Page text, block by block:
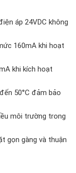
áp 24VDC không
160mA khi hoạt
khi kích hoạt
50°C đảm bảo
môi trường trong
gọn gàng và thuận